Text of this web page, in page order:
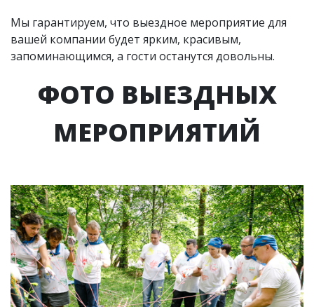
Мы гарантируем, что выездное мероприятие для
вашей компании будет ярким, красивым,
запоминающимся, а гости останутся довольны.
ФОТО ВЫЕЗДНЫХ
МЕРОПРИЯТИЙ